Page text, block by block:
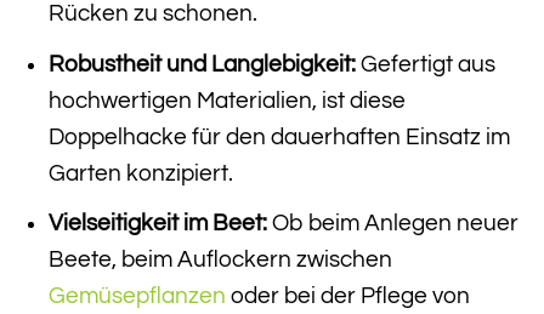
Rücken zu schonen.
Robustheit und Langlebigkeit:Gefertigt aus
hochwertigen Materialien, ist diese
Doppelhacke für den dauerhaften Einsatz im
Garten konzipiert.
Vielseitigkeit im Beet:Ob beim Anlegen neuer
Beete, beim Auflockern zwischen
Gemüsepflanzen oder bei der Pflege von